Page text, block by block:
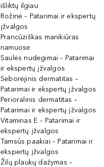
išliktų ilgiau
Rožinė – Patarimai ir ekspertų
įžvalgos
Prancūziškas manikiūras
namuose
Saulės nudegimai – Patarimai
ir ekspertų įžvalgos
Seborėjinis dermatitas –
Patarimai ir ekspertų įžvalgos
Perioralinis dermatitas –
Patarimai ir ekspertų įžvalgos
Vitaminas E – Patarimai ir
ekspertų įžvalgos
Tamsūs paakiai – Patarimai ir
ekspertų įžvalgos
Žilų plaukų dažymas –